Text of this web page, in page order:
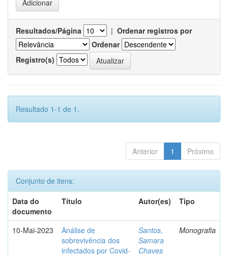
Resultados/Página | Ordenar registros por
Ordenar
Registro(s)
Resultado 1-1 de 1.
Anterior 1 Próximo
Conjunto de itens:
Data do
documento
Título Autor(es) Tipo
10-Mai-2023
Análise de
sobrevivência dos
infectados por Covid-
Santos,
Samara
Chaves
Monografia